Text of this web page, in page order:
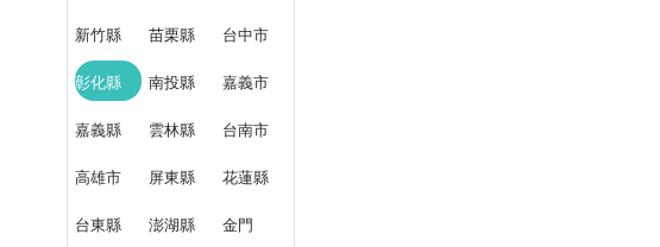
新竹縣 苗栗縣 台中市
彰化縣 南投縣 嘉義市
嘉義縣 雲林縣 台南市
高雄市 屏東縣 花蓮縣
台東縣 澎湖縣 金門